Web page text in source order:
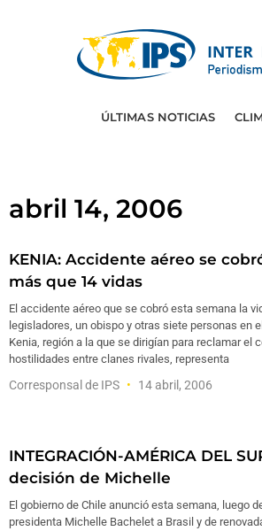
ÚLTIMAS NOTICIAS
abril 14, 2006
KENIA: Accidente aéreo se
más que 14 vidas
El accidente aéreo que se cobró esta semana la
legisladores, un obispo y otras siete personas en
Kenia, región a la que se dirigían para reclamar el
hostilidades entre clanes rivales, representa
Corresponsal de IPS 14 abril, 2006
INTEGRACIÓN-AMÉRICA DEL
decisión de Michelle
El gobierno de Chile anunció esta semana, luego
presidenta Michelle Bachelet a Brasil y de